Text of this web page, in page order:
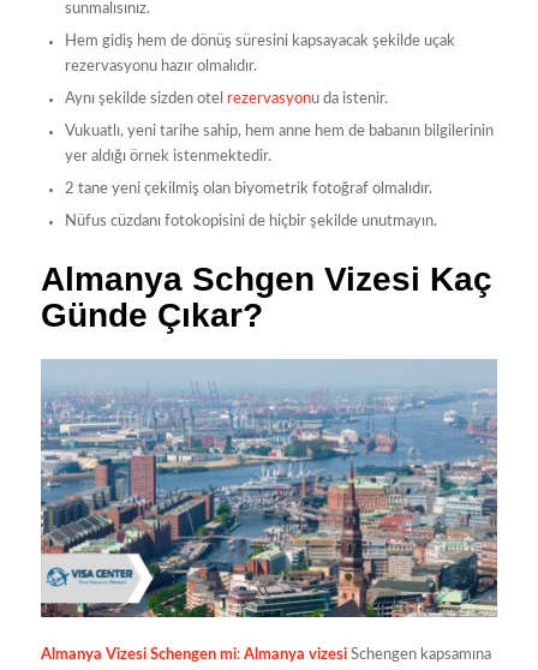
sunmalısınız.
Hem gidiş hem de dönüş süresini kapsayacak şekilde uçak
rezervasyonu hazır olmalıdır.
Aynı şekilde sizden otel rezervasyonu da istenir.
Vukuatlı, yeni tarihe sahip, hem anne hem de babanın bilgilerinin
yer aldığı örnek istenmektedir.
2 tane yeni çekilmiş olan biyometrik fotoğraf olmalıdır.
Nüfus cüzdanı fotokopisini de hiçbir şekilde unutmayın.
Almanya Schgen Vizesi Kaç
Günde Çıkar?
Almanya Vizesi Schengen mi: Almanya vizesiSchengen kapsamına